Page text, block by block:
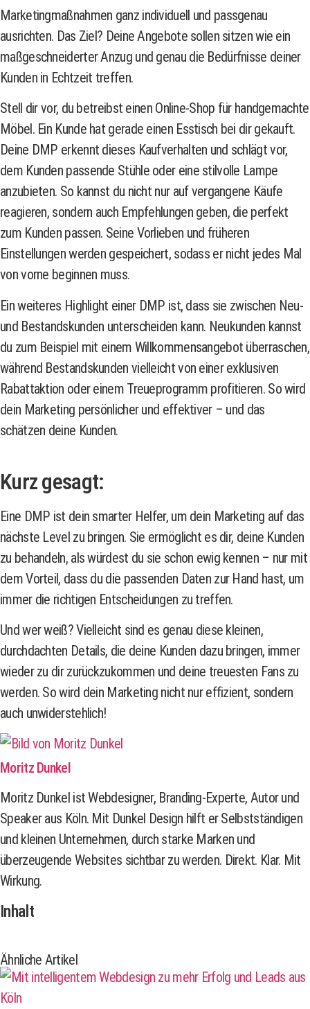
Marketingmaßnahmen ganz individuell und passgenau
ausrichten. Das Ziel? Deine Angebote sollen sitzen wie ein
maßgeschneiderter Anzug und genau die Bedürfnisse deiner
Kunden in Echtzeit treffen.
Stell dir vor, du betreibst einen Online-Shop für handgemachte
Möbel. Ein Kunde hat gerade einen Esstisch bei dir gekauft.
Deine DMP erkennt dieses Kaufverhalten und schlägt vor,
dem Kunden passende Stühle oder eine stilvolle Lampe
anzubieten. So kannst du nicht nur auf vergangene Käufe
reagieren, sondern auch Empfehlungen geben, die perfekt
zum Kunden passen. Seine Vorlieben und früheren
Einstellungen werden gespeichert, sodass er nicht jedes Mal
von vorne beginnen muss.
Ein weiteres Highlight einer DMP ist, dass sie zwischen Neu-
und Bestandskunden unterscheiden kann. Neukunden kannst
du zum Beispiel mit einem Willkommensangebot überraschen,
während Bestandskunden vielleicht von einer exklusiven
Rabattaktion oder einem Treueprogramm profitieren. So wird
dein Marketing persönlicher und effektiver – und das
schätzen deine Kunden.
Kurz gesagt:
Eine DMP ist dein smarter Helfer, um dein Marketing auf das
nächste Level zu bringen. Sie ermöglicht es dir, deine Kunden
zu behandeln, als würdest du sie schon ewig kennen – nur mit
dem Vorteil, dass du die passenden Daten zur Hand hast, um
immer die richtigen Entscheidungen zu treffen.
Und wer weiß? Vielleicht sind es genau diese kleinen,
durchdachten Details, die deine Kunden dazu bringen, immer
wieder zu dir zurückzukommen und deine treuesten Fans zu
werden. So wird dein Marketing nicht nur effizient, sondern
auch unwiderstehlich!
Moritz Dunkel
Moritz Dunkel ist Webdesigner, Branding-Experte, Autor und
Speaker aus Köln. Mit Dunkel Design hilft er Selbstständigen
und kleinen Unternehmen, durch starke Marken und
überzeugende Websites sichtbar zu werden. Direkt. Klar. Mit
Wirkung.
Inhalt
Ähnliche Artikel